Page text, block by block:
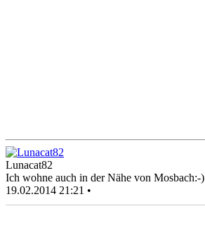
Lunacat82
Ich wohne auch in der Nähe von Mosbach:-)
19.02.2014 21:21 •